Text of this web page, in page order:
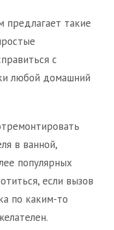
такие
с
любой домашний
в ванной,
популярных
если вызов
по каким-то